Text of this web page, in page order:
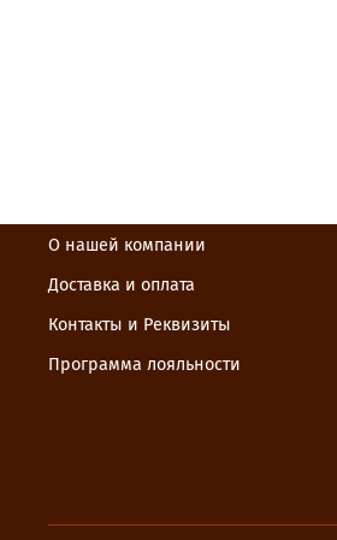
О нашей компании
Доставка и оплата
Контакты и Реквизиты
Программа лояльности